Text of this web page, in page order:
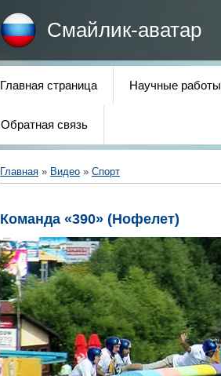
Смайлик-аватар
Главная страница Научные работы
Обратная связь
Главная » Видео » Спорт
Команда «390» (Нофелет)